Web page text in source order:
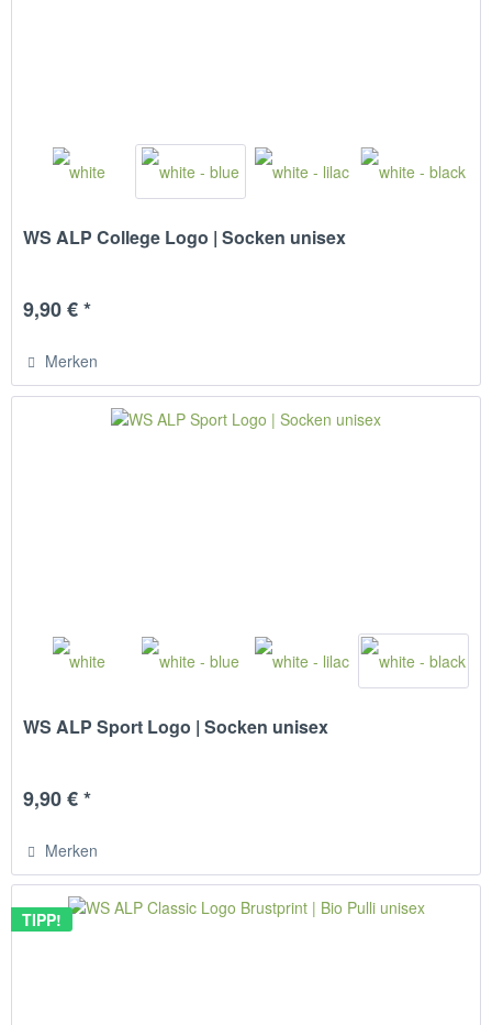
WS ALP College Logo | Socken unisex
9,90 € *
Merken
WS ALP Sport Logo | Socken unisex
9,90 € *
Merken
TIPP!